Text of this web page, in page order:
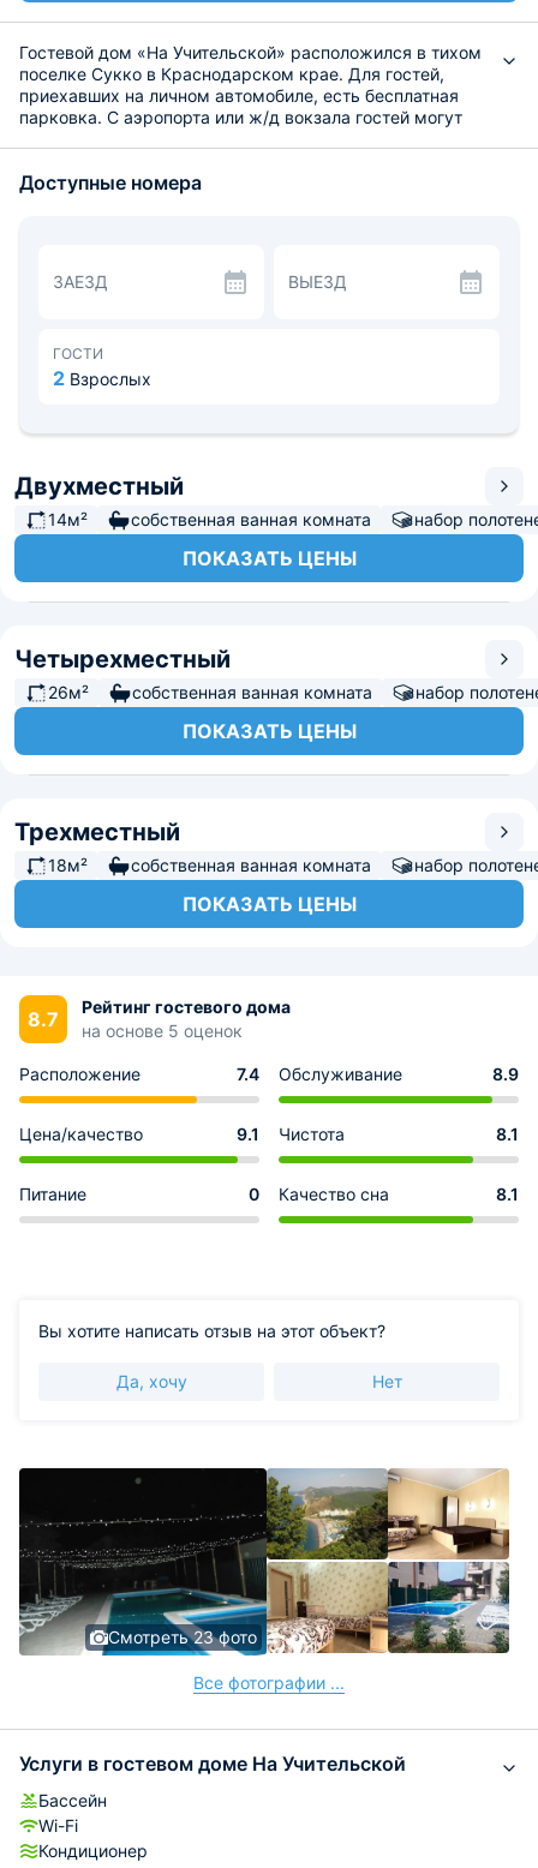
Гостевой дом «На Учительской» расположился в тихом
поселке Сукко в Краснодарском крае. Для гостей,
приехавших на личном автомобиле, есть бесплатная
парковка. С аэропорта или ж/д вокзала гостей могут
индивидуальном стиле. Сочетание оттенков молочных и
Гости могут самостоятельно приготовить для себя еду
на общей кухне, там же гости могут перекусить. Во
Расстояние до аэропорта «Витязево» составит 23,7 км,
до ж/д вокзала Анапы расстояние составит 18,7 км.
Доступные номера
ЗАЕЗД ВЫЕЗД
ГОСТИ
2 Взрослых
Двухместный
14м² собственная ванная комната набор
ПОКАЗАТЬ ЦЕНЫ
Четырехместный
26м² собственная ванная комната набор
ПОКАЗАТЬ ЦЕНЫ
Трехместный
18м² собственная ванная комната набор
ПОКАЗАТЬ ЦЕНЫ
8.7
Рейтинг гостевого дома
на основе 5 оценок
Расположение 7.4 Обслуживание 8.9
Цена/качество 9.1 Чистота 8.1
Питание 0 Качество сна 8.1
Вы хотите написать отзыв на этот объект?
Да, хочу Нет
Смотреть 23 фото
Все фотографии ...
Услуги в гостевом доме На Учительской
Бассейн
Wi-Fi
Кондиционер